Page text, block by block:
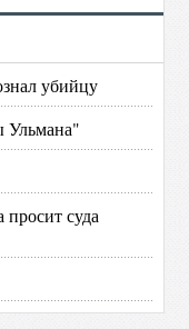
убийцу
Ульмана"
суда